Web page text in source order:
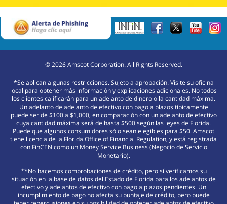
©2026Amscot Corporation. All Rights Reserved.
*Se aplican algunas restricciones. Sujeto a aprobación. Visite su oficina
local para obtener más información y explicaciones adicionales. No todos
los clientes calificarán para un adelanto de dinero o la cantidad máxima.
Un adelanto de adelanto de efectivo con pago a plazos típicamente
puede ser de $100 a $1,000, en comparación con un adelanto de efectivo
cuya cantidad máxima será de hasta $500 según las leyes de Florida.
Puede que algunos consumidores sólo sean elegibles para $50. Amscot
tiene licencia de la Florida Office of Financial Regulation, y está registrada
con FinCEN como un Money Service Business (Negocio de Servicio
Monetario).
**No hacemos comprobaciones de crédito, pero sí verificamos su
situación en la base de datos del Estado de Florida para los adelantos de
efectivo y adelantos de efectivo con pago a plazos pendientes. Un
incumplimiento de pago no afecta su puntaje de crédito, pero puede